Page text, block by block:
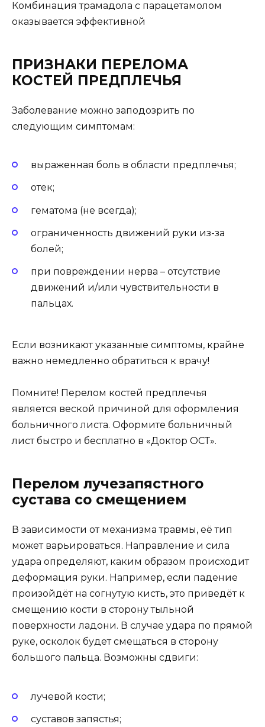
Комбинация трамадола с парацетамолом
оказывается эффективной
ПРИЗНАКИ ПЕРЕЛОМА
КОСТЕЙ ПРЕДПЛЕЧЬЯ
Заболевание можно заподозрить по
следующим симптомам:
выраженная боль в области предплечья;
отек;
гематома (не всегда);
ограниченность движений руки из-за
болей;
при повреждении нерва – отсутствие
движений и/или чувствительности в
пальцах.
Если возникают указанные симптомы, крайне
важно немедленно обратиться к врачу!
Помните! Перелом костей предплечья
является веской причиной для оформления
больничного листа. Оформите больничный
лист быстро и бесплатно в «Доктор ОСТ».
Перелом лучезапястного
сустава со смещением
В зависимости от механизма травмы, её тип
может варьироваться. Направление и сила
удара определяют, каким образом происходит
деформация руки. Например, если падение
произойдёт на согнутую кисть, это приведёт к
смещению кости в сторону тыльной
поверхности ладони. В случае удара по прямой
руке, осколок будет смещаться в сторону
большого пальца. Возможны сдвиги:
лучевой кости;
суставов запястья;